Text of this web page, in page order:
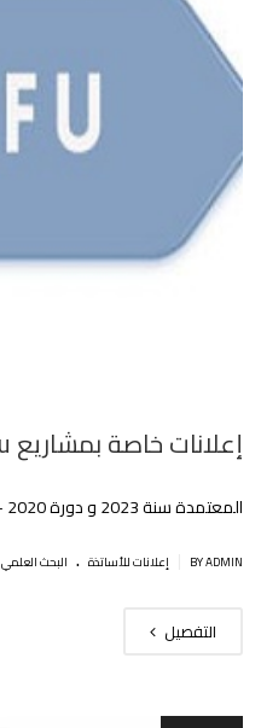
إعلانات خاصة بمشاريع prfu
المعتمدة سنة 2023 و دورة 2020 – 2021
BY ADMIN إعلانات للأساتذة . البحث العلمي
التفصيل